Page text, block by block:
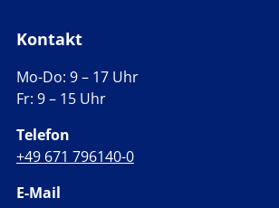
Kontakt
Mo-Do: 9 – 17 Uhr
Fr: 9 – 15 Uhr
Telefon
+49 671 796140-0
E-Mail